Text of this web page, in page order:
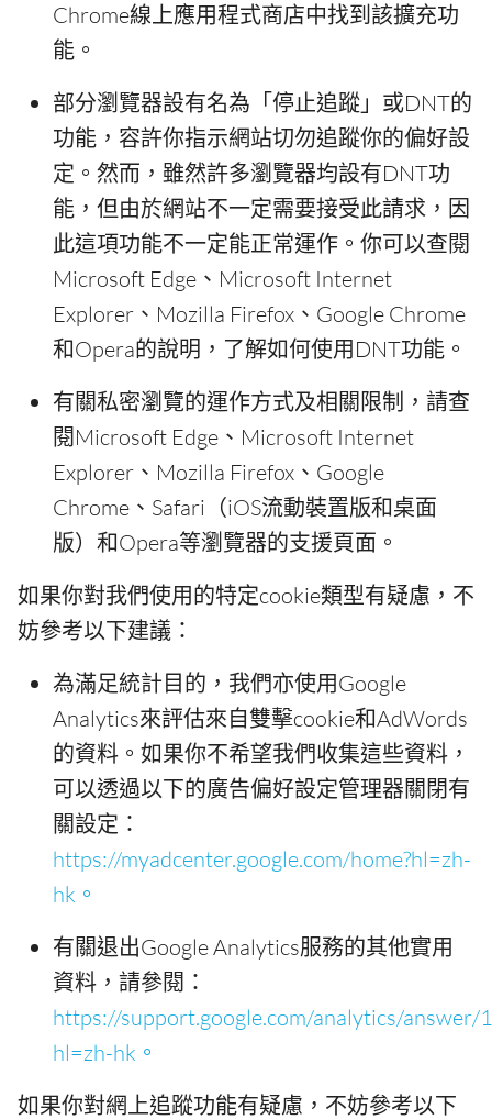
Chrome線上應用程式商店中找到該擴充功
能。
部分瀏覽器設有名為「停止追蹤」或DNT的
功能，容許你指示網站切勿追蹤你的偏好設
定。然而，雖然許多瀏覽器均設有DNT功
能，但由於網站不一定需要接受此請求，因
此這項功能不一定能正常運作。你可以查閱
Microsoft Edge、Microsoft Internet
Explorer、Mozilla Firefox、Google Chrome
和Opera的說明，了解如何使用DNT功能。
有關私密瀏覽的運作方式及相關限制，請查
閱Microsoft Edge、Microsoft Internet
Explorer、Mozilla Firefox、Google
Chrome、Safari（iOS流動裝置版和桌面
版）和Opera等瀏覽器的支援頁面。
如果你對我們使用的特定cookie類型有疑慮，不
妨參考以下建議：
為滿足統計目的，我們亦使用Google
Analytics來評估來自雙擊cookie和AdWords
的資料。如果你不希望我們收集這些資料，
可以透過以下的廣告偏好設定管理器關閉有
關設定：
https://myadcenter.google.com/home?hl=zh-
hk。
有關退出Google Analytics服務的其他實用
資料，請參閱：
https://support.google.com/analytics/answer/
hl=zh-hk。
如果你對網上追蹤功能有疑慮，不妨參考以下